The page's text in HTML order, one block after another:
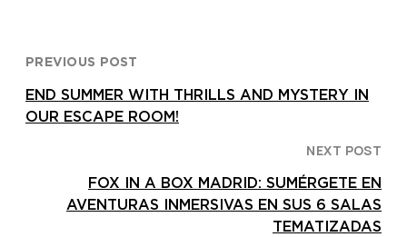
PREVIOUS POST
END SUMMER WITH THRILLS AND MYSTERY IN
OUR ESCAPE ROOM!
NEXT POST
FOX IN A BOX MADRID: SUMÉRGETE EN
AVENTURAS INMERSIVAS EN SUS 6 SALAS
TEMATIZADAS